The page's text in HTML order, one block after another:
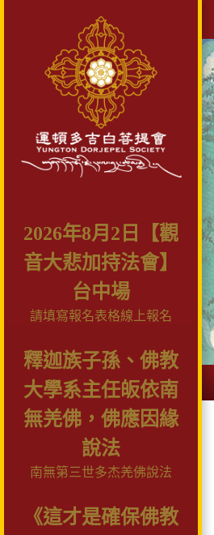
2026年8月2日【觀
音大悲加持法會】
台中場
請填寫報名表格線上報名
釋迦族子孫、佛教
大學系主任皈依南
無羌佛，佛應因緣
說法
南無第三世多杰羌佛說法
《這才是確保佛教